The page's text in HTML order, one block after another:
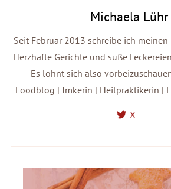
Michaela Lühr
Seit Februar 2013 schreibe ich
Herzhafte Gerichte und süße
Es lohnt sich also
Foodblog | Imkerin | Heilpraktikerin |
X